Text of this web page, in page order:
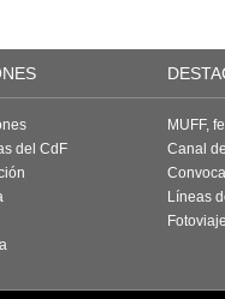
del CdF
MUFF,
Canal
Líneas